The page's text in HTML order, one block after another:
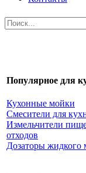
Популярное для
Кухонные мойки
Смесители для
Измельчители
отходов
Дозаторы жидкого